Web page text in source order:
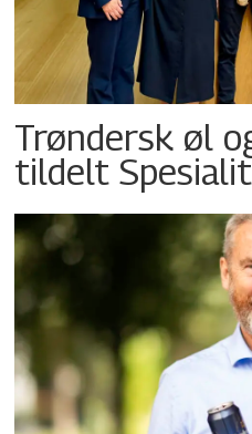
Trøndersk øl
tildelt